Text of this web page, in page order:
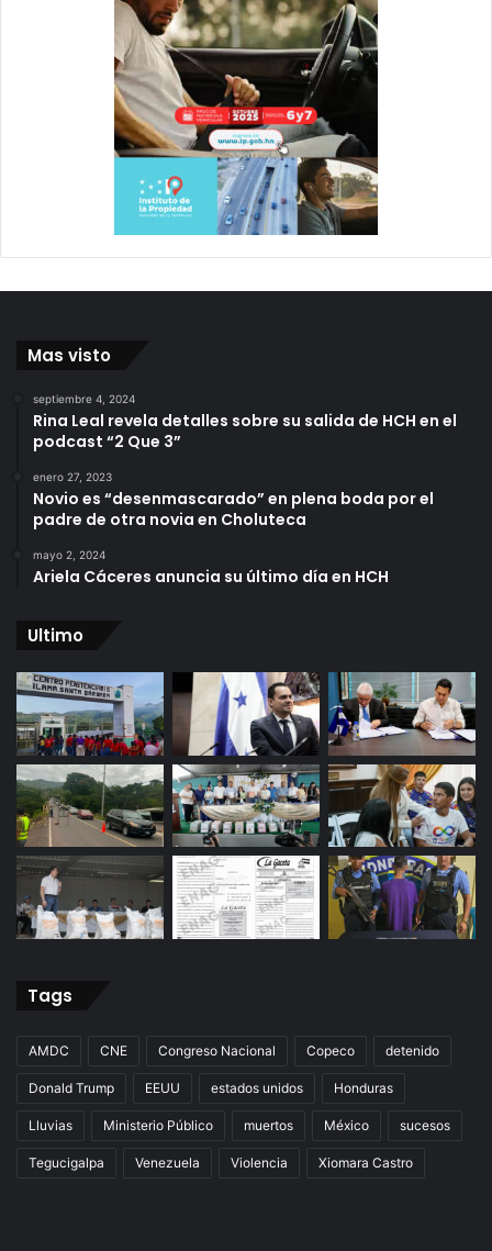
Mas visto
septiembre 4, 2024
Rina Leal revela detalles sobre su salida de HCH en el
podcast “2 Que 3”
enero 27, 2023
Novio es “desenmascarado” en plena boda por el
padre de otra novia en Choluteca
mayo 2, 2024
Ariela Cáceres anuncia su último día en HCH
Ultimo
Tags
AMDC CNE Congreso Nacional Copeco detenido
Donald Trump EEUU estados unidos Honduras
Lluvias Ministerio Público muertos México sucesos
Tegucigalpa Venezuela Violencia Xiomara Castro